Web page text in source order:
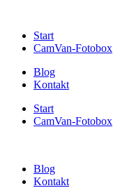
Start
CamVan-Fotobox
Blog
Kontakt
Start
CamVan-Fotobox
Blog
Kontakt